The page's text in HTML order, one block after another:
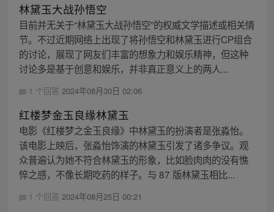
林黛玉大战孙悟空
目前并无关于“林黛玉大战孙悟空”的权威文学描述或相关情
节。不过近期网络上出现了将孙悟空和林黛玉进行CP组合
的讨论，展现了网友们丰富的想象力和娱乐精神，但这种
讨论多是基于创意和娱乐，并非真正意义上的两人...
1 个回答 2024年08月30日 02:06
红楼梦金玉良缘林黛玉
电影《红楼梦之金玉良缘》中林黛玉的扮演者是张淼怡。
该电影上映后，张淼怡饰演的林黛玉引发了诸多争议。观
众普遍认为她不符合林黛玉的形象，比如脸肉肉的没有憔
悴之感，不像长期吃药的样子。与 87 版林黛玉相比...
1 个回答 2024年08月25日 00:21